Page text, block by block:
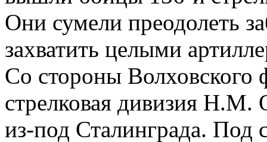
Они сумели преодолеть
захватить целыми
Со стороны Волховского
стрелковая дивизия Н.М.
из-под Сталинграда. Под